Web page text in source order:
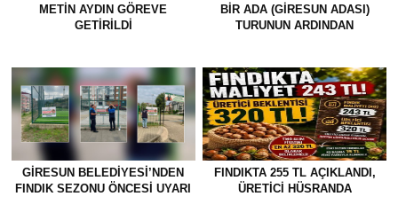
METİN AYDIN GÖREVE
GETİRİLDİ
BİR ADA (GİRESUN ADASI)
TURUNUN ARDINDAN
GİRESUN BELEDİYESİ’NDEN
FINDIK SEZONU ÖNCESİ UYARI
FINDIKTA 255 TL AÇIKLANDI,
ÜRETİCİ HÜSRANDA